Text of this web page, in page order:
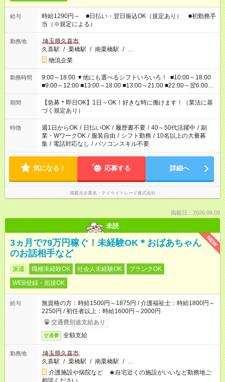
給与
時給1290円～ ■日払い・翌日振込OK（規定あり） ■初勤務手
当（※規定による）
勤務地
埼玉県久喜市
久喜駅 / 栗橋駅 / 南栗橋駅 / …
物流企業
勤務時間
9:00～18:00 ▼他にも選べるシフトいろいろ！ ■10:00～18:00
■9:00～12:00 ■13:00～18:00 ■13:00～21:00 ■22:00～翌6:00
など あなたの希望を教えてください！
期間
【急募＊即日OK】1日～OK！好きな時に働けます！（業法に基
づく規定あり）
特徴 週1日からOK / 日払いOK / 履歴書不要 / 40～50代活躍中 / 副
業・WワークOK / 服装自由 / シフト勤務 / 10名以上の大量募
集 / 電話対応なし / パソコンスキル不要
気になる！ 応募する 詳細へ
掲載元企業名 テイケイトレード株式会社
掲載日：2026.08.09
未読
NEW
3ヵ月で79万円稼ぐ！未経験OK＊おばあちゃん
のお話相手など
派遣 職種未経験OK 社会人未経験OK
ブランクOK
WEB登録・面接OK
給与
無資格の方：時給1500円～1875円 / 介護福祉士：時給1800円～
2250円 / 初任者以上：時給1600円～2000円
交通費別途支給あり
交通費 全額支給
勤務地
埼玉県久喜市
久喜駅 / 栗橋駅 / 南栗橋駅 / …
介護施設や病院など ★自宅近くの施設がいいなど勤務地ご
相談ください